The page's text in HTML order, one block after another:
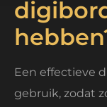
Een effectieve
gebruik, zodat